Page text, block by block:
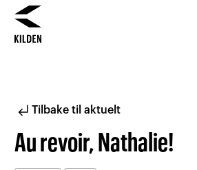
subdirectory_arrow_leftTilbake til aktuelt
Au revoir, Nathalie!